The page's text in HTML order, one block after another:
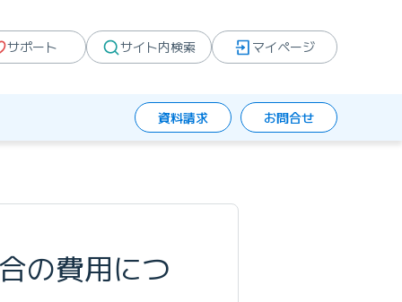
サポート サイト内検索 マイページ
資料請求 お問合せ
の費用につ